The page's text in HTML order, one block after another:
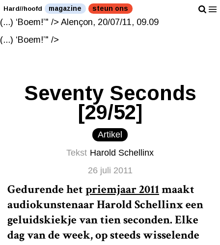
Alençon, 20/07/11, 09.09
(...) ‘Boem!’" /> Alençon, 20/07/11, 09.09
(...) ‘Boem!’" />
Hard//hoofd magazine steun ons
Seventy Seconds
[29/52]
Artikel
Tekst Harold Schellinx
26 juli 2011
Gedurende hetpriemjaar 2011maakt
audiokunstenaar Harold Schellinx een
geluidskiekje van tien seconden. Elke
dag van de week, op steeds wisselende